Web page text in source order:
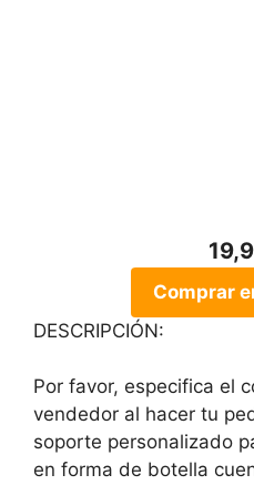
Comprar
DESCRIPCIÓN:
Por favor, especifica el
vendedor al hacer tu
soporte personalizado
en forma de botella